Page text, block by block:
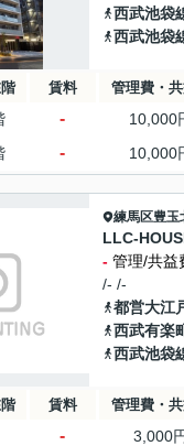
西武池袋
西武池袋
賃料 管理費・
- 10,000
- 10,000
練馬区豊玉
LLC-
- 管理/共益
/- /-
都営大江
西武有楽
西武池袋
賃料 管理費・
- 3,000